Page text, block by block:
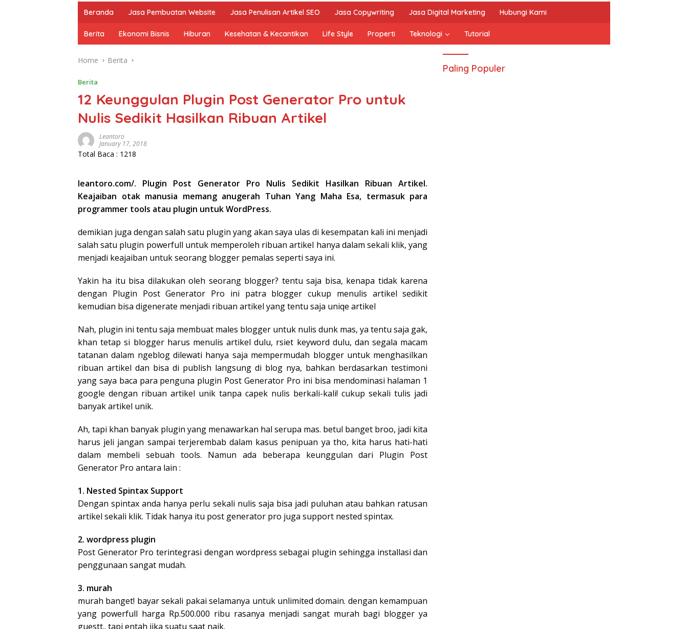
Beranda Jasa Pembuatan Website Jasa Penulisan Artikel SEO Jasa Copywriting Jasa Digital Marketing Hubungi Kami
Berita Ekonomi Bisnis Hiburan Kesehatan & Kecantikan Life Style Properti Teknologi Tutorial
Home Berita
Berita
12 Keunggulan Plugin Post Generator Pro untuk
Nulis Sedikit Hasilkan Ribuan Artikel
Leantoro
January 17, 2018
Total Baca : 1218
leantoro.com/. Plugin Post Generator Pro Nulis Sedikit Hasilkan Ribuan Artikel.
Keajaiban otak manusia memang anugerah Tuhan Yang Maha Esa, termasuk para
programmer tools atau plugin untuk WordPress.
demikian juga dengan salah satu plugin yang akan saya ulas di kesempatan kali ini menjadi
salah satu plugin powerfull untuk memperoleh ribuan artikel hanya dalam sekali klik, yang
menjadi keajaiban untuk seorang blogger pemalas seperti saya ini.
Yakin ha itu bisa dilakukan oleh seorang blogger? tentu saja bisa, kenapa tidak karena
dengan Plugin Post Generator Pro ini patra blogger cukup menulis artikel sedikit
kemudian bisa digenerate menjadi ribuan artikel yang tentu saja uniqe artikel
Nah, plugin ini tentu saja membuat males blogger untuk nulis dunk mas, ya tentu saja gak,
khan tetap si blogger harus menulis artikel dulu, rsiet keyword dulu, dan segala macam
tatanan dalam ngeblog dilewati hanya saja mempermudah blogger untuk menghasilkan
ribuan artikel dan bisa di publish langsung di blog nya, bahkan berdasarkan testimoni
yang saya baca para penguna plugin Post Generator Pro ini bisa mendominasi halaman 1
google dengan ribuan artikel unik tanpa capek nulis berkali-kali! cukup sekali tulis jadi
banyak artikel unik.
Ah, tapi khan banyak plugin yang menawarkan hal serupa mas. betul banget broo, jadi kita
harus jeli jangan sampai terjerembab dalam kasus penipuan ya tho, kita harus hati-hati
dalam membeli sebuah tools. Namun ada beberapa keunggulan dari Plugin Post
Generator Pro antara lain :
1. Nested Spintax Support
Dengan spintax anda hanya perlu sekali nulis saja bisa jadi puluhan atau bahkan ratusan
artikel sekali klik. Tidak hanya itu post generator pro juga support nested spintax.
2. wordpress plugin
Post Generator Pro terintegrasi dengan wordpress sebagai plugin sehingga installasi dan
penggunaan sangat mudah.
3. murah
murah banget! bayar sekali pakai selamanya untuk unlimited domain. dengan kemampuan
yang powerfull harga Rp.500.000 ribu rasanya menjadi sangat murah bagi blogger ya
guestt.. tapi entah jika suatu saat naik.
Paling Populer